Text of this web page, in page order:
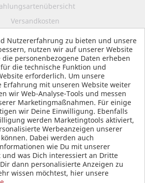
Versandkosten
Impressum
Datenschutz
AGB
SOCIAL MEDIA
Nutzererfahrung zu bieten und unsere
nutzen wir auf unserer Website
die personenbezogene Daten erheben
die technische Funktion und
erforderlich. Um unsere
Erfahrung mit unseren Website weiter
wir Web-Analyse-Tools und messen
Marketingmaßnahmen. Für einige
wir Deine Einwilligung. Ebenfalls
werden Marketingtools aktiviert,
Werbeanzeigen unserer
Dabei werden auch
wie Du mit unserer
was Dich interessiert an Dritte
dann personalisierte Anzeigen zu
wissen möchtest, hier unsere